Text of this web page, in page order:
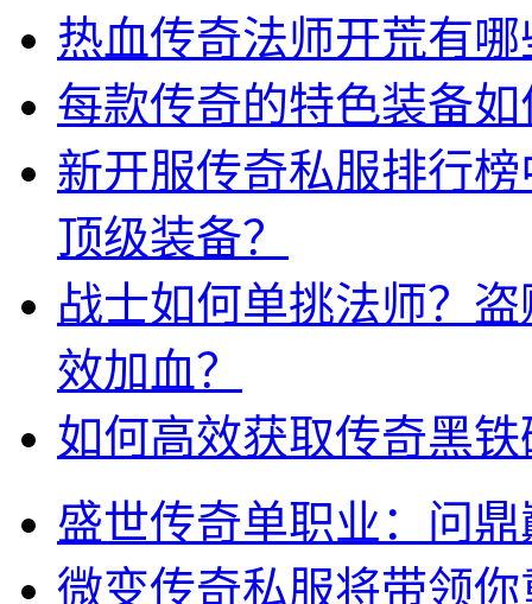
热血传奇法师开荒有
每款传奇的特色装备
新开服传奇私服排行
顶级装备？
战士如何单挑法师？
效加血？
如何高效获取传奇黑
盛世传奇单职业：问
微变传奇私服将带领